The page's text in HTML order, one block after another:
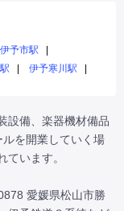
伊予市駅
伊予寒川駅
設備、楽器機材備品
を開業していく場
います。
愛媛県松山市勝